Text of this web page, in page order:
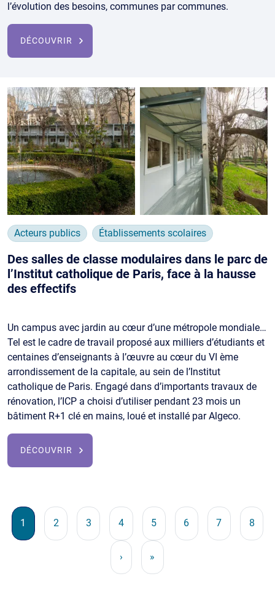
l’évolution des besoins, communes par communes.
DÉCOUVRIR
Acteurs publics Établissements scolaires
Des salles de classe modulaires dans le parc de
l’Institut catholique de Paris, face à la hausse
des effectifs
Un campus avec jardin au cœur d’une métropole mondiale…
Tel est le cadre de travail proposé aux milliers d’étudiants et
centaines d’enseignants à l’œuvre au cœur du VI ème
arrondissement de la capitale, au sein de l’Institut
catholique de Paris. Engagé dans d’importants travaux de
rénovation, l’ICP a choisi d’utiliser pendant 23 mois un
bâtiment R+1 clé en mains, loué et installé par Algeco.
DÉCOUVRIR
Pagination
Page
1 Page
2 Page
3 Page
4 Page
5 Page
6 Page
7 Page
8
Page suivante
› Dernière page
»